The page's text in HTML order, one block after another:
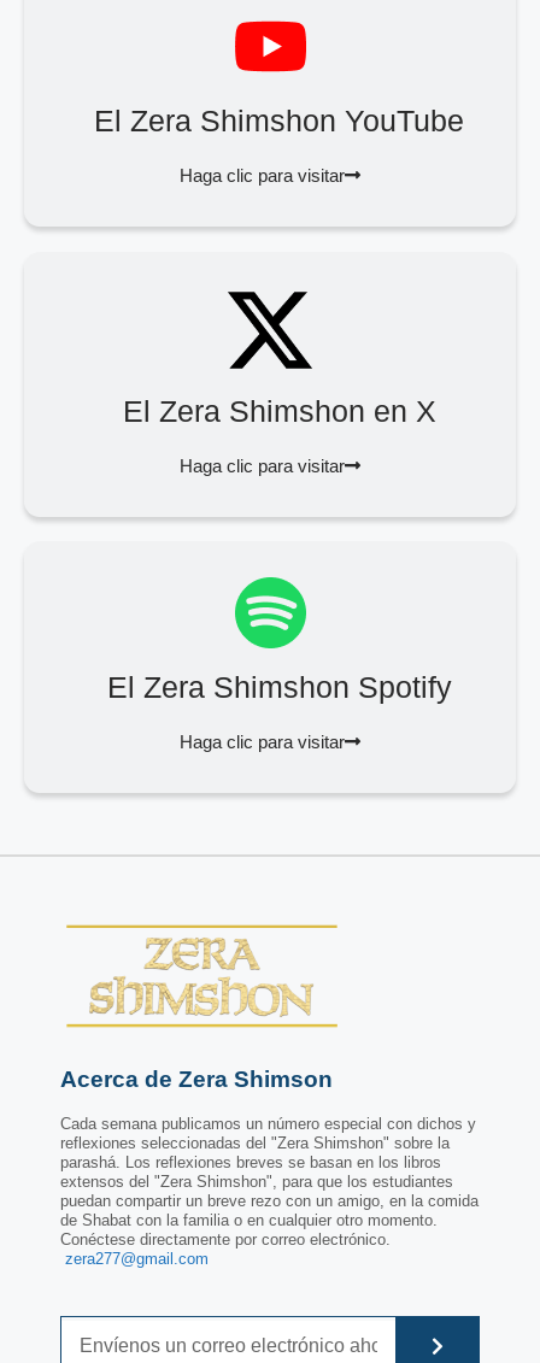
El Zera Shimshon YouTube
Haga clic para visitar
El Zera Shimshon en X
Haga clic para visitar
El Zera Shimshon Spotify
Haga clic para visitar
Acerca de Zera Shimson
Cada semana publicamos un número especial con dichos y
reflexiones seleccionadas del "Zera Shimshon" sobre la
parashá. Los reflexiones breves se basan en los libros
extensos del "Zera Shimshon", para que los estudiantes
puedan compartir un breve rezo con un amigo, en la comida
de Shabat con la familia o en cualquier otro momento.
Conéctese directamente por correo electrónico.
zera277@gmail.com